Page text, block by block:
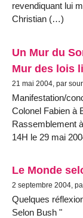
revendiquant lui
Christian (…)
Un Mur du
Mur des lois
21 mai 2004, par
Manifestation/
Colonel Fabien à
Rassemblement à
14H le 29 mai
Le Monde
2 septembre 2004,
Quelques
Selon Bush "